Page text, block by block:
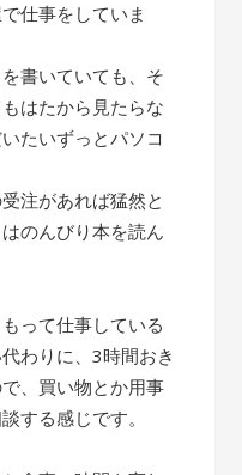
仕事をしていま
書いていても、そ
はたから見たらな
たいずっとパソコ
注があれば猛然と
のんびり本を読ん
って仕事している
わりに、3時間おき
、買い物とか用事
する感じです。